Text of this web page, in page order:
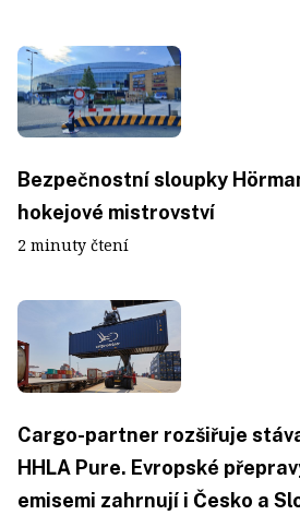
Bezpečnostní sloupky
hokejové mistrovství
2 minuty čtení
Cargo-partner rozšiřuje
HHLA Pure. Evropské
emisemi zahrnují i Česko a